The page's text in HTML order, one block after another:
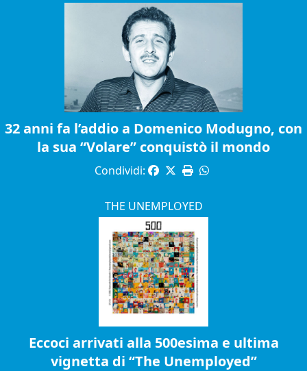
32 anni fa l’addio a Domenico Modugno, con
la sua “Volare” conquistò il mondo
Condividi:
THE UNEMPLOYED
Eccoci arrivati alla 500esima e ultima
vignetta di “The Unemployed”